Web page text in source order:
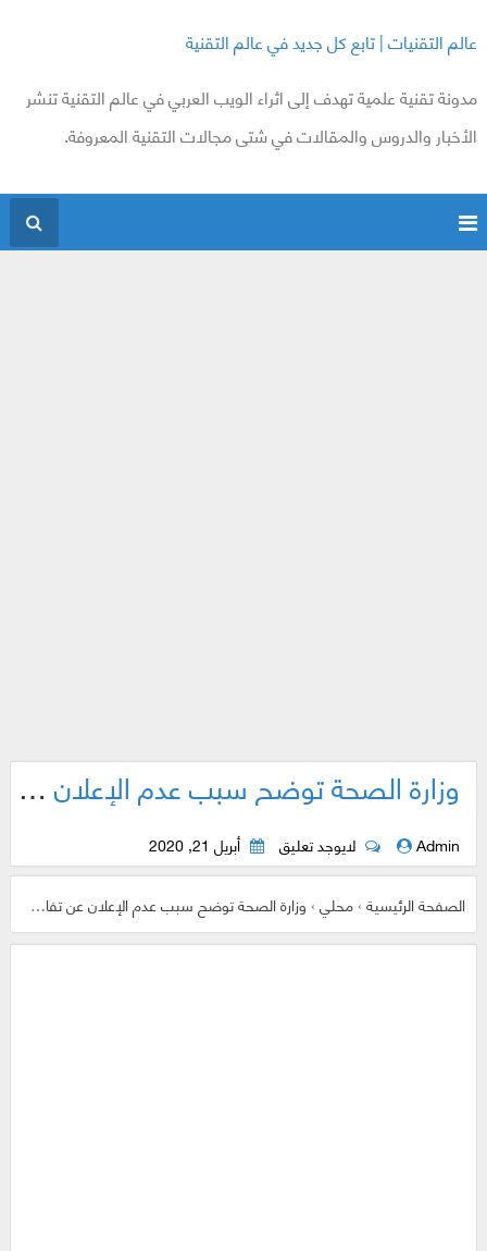
عالم التقنيات | تابع كل جديد في عالم التقنية
مدونة تقنية علمية تهدف إلى اثراء الويب العربي في عالم التقنية تنشر
الأخبار والدروس والمقالات في شتى مجالات التقنية المعروفة.
وزارة الصحة توضح سبب عدم الإعلان عن تفاصيل مصابي كورونا في سوريا
Admin لايوجد تعليق أبريل 21, 2020
الصفحة الرئيسية›محلي›وزارة الصحة توضح سبب عدم الإعلان عن تفاصيل مصابي كورونا في سوريا